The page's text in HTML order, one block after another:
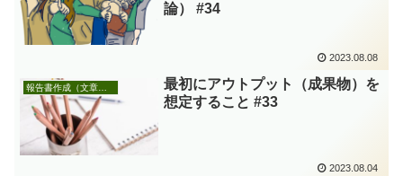
論） #34
2023.08.08
報告書作成（文章作成も含む）
最初にアウトプット（成果物）を
想定すること #33
2023.08.04